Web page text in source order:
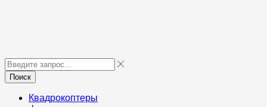
Поиск
Квадрокоптеры